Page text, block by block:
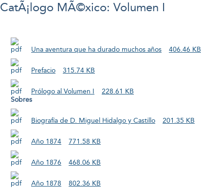
CatÃ¡logo MÃ©xico: Volumen I
Una aventura que ha durado muchos años 406.46 KB
Prefacio 315.74 KB
Prólogo al Volumen I
228.61 KB
Sobres
Biografía de D. Miguel Hidalgo y Castillo 201.35 KB
Año 1874 771.58 KB
Año 1876 468.06 KB
Año 1878 802.36 KB